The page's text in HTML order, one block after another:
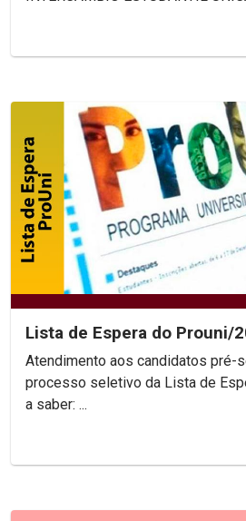
Lista de Espera do Prouni/
Atendimento aos candidatos pré-
processo seletivo da Lista de
a saber: ...